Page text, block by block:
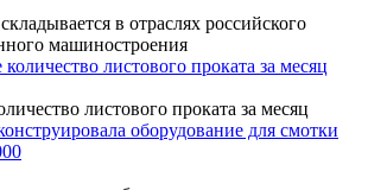
в отраслях российского
машиностроения
листового проката за месяц